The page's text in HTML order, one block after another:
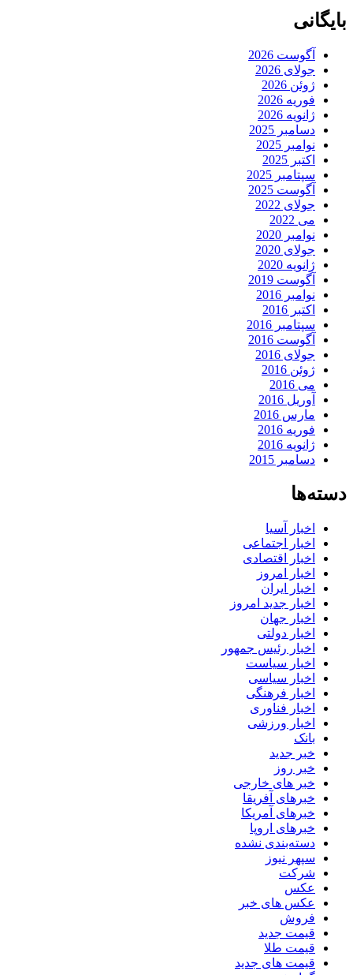
بایگانی
آگوست 2026
جولای 2026
ژوئن 2026
فوریه 2026
ژانویه 2026
دسامبر 2025
نوامبر 2025
اکتبر 2025
سپتامبر 2025
آگوست 2025
جولای 2022
می 2022
نوامبر 2020
جولای 2020
ژانویه 2020
آگوست 2019
نوامبر 2016
اکتبر 2016
سپتامبر 2016
آگوست 2016
جولای 2016
ژوئن 2016
می 2016
آوریل 2016
مارس 2016
فوریه 2016
ژانویه 2016
دسامبر 2015
دسته‌ها
اخبار آسیا
اخبار اجتماعی
اخبار اقتصادی
اخبار امروز
اخبار ایران
اخبار جدید امروز
اخبار جهان
اخبار دولتی
اخبار رئیس جمهور
اخبار سیاست
اخبار سیاسی
اخبار فرهنگی
اخبار فناوری
اخبار ورزشی
بانک
خبر جدید
خبر روز
خبر های خارجی
خبرهای آفریقا
خبرهای آمریکا
خبرهای اروپا
دسته‌بندی نشده
سپهر نیوز
شرکت
عکس
عکس های خبر
فروش
قیمت جدید
قیمت طلا
قیمت های جدید